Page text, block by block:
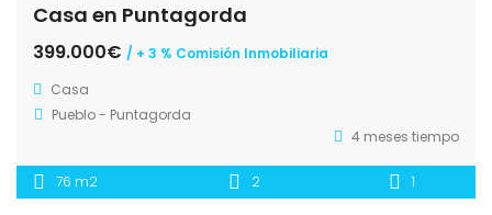
Casa en Puntagorda
399.000€ / + 3 % Comisión Inmobiliaria
Casa
Pueblo - Puntagorda
4 meses tiempo
76 m2 2 1